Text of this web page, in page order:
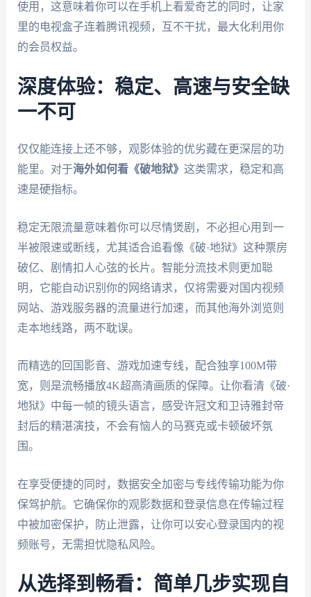
使用，这意味着你可以在手机上看爱奇艺的同时，让家
里的电视盒子连着腾讯视频，互不干扰，最大化利用你
的会员权益。
深度体验：稳定、高速与安全缺
一不可
仅仅能连接上还不够，观影体验的优劣藏在更深层的功
能里。对于海外如何看《破地狱》 这类需求，稳定和高
速是硬指标。
稳定无限流量意味着你可以尽情煲剧，不必担心用到一
半被限速或断线，尤其适合追看像《破·地狱》这种票房
破亿、剧情扣人心弦的长片。智能分流技术则更加聪
明，它能自动识别你的网络请求，仅将需要对国内视频
网站、游戏服务器的流量进行加速，而其他海外浏览则
走本地线路，两不耽误。
而精选的回国影音、游戏加速专线，配合独享100M带
宽，则是流畅播放4K超高清画质的保障。让你看清《破·
地狱》中每一帧的镜头语言，感受许冠文和卫诗雅封帝
封后的精湛演技，不会有恼人的马赛克或卡顿破坏氛
围。
在享受便捷的同时，数据安全加密与专线传输功能为你
保驾护航。它确保你的观影数据和登录信息在传输过程
中被加密保护，防止泄露，让你可以安心登录国内的视
频账号，无需担忧隐私风险。
从选择到畅看：简单几步实现自